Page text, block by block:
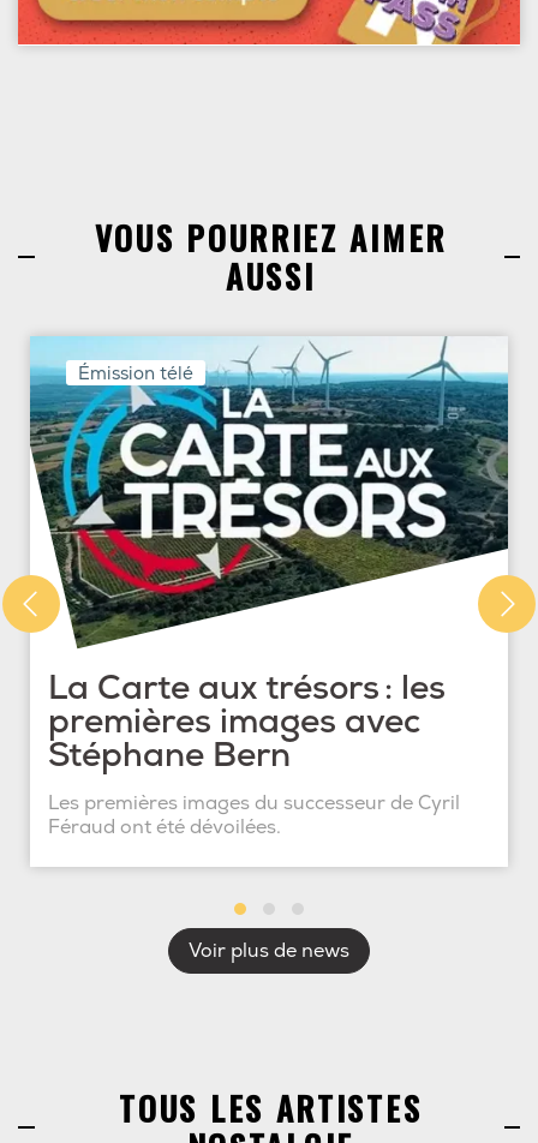
VOUS POURRIEZ AIMER
AUSSI
Émission télé
La Carte aux trésors : les
premières images avec
Stéphane Bern
Les premières images du successeur de Cyril
Féraud ont été dévoilées.
Voir plus de news
TOUS LES ARTISTES